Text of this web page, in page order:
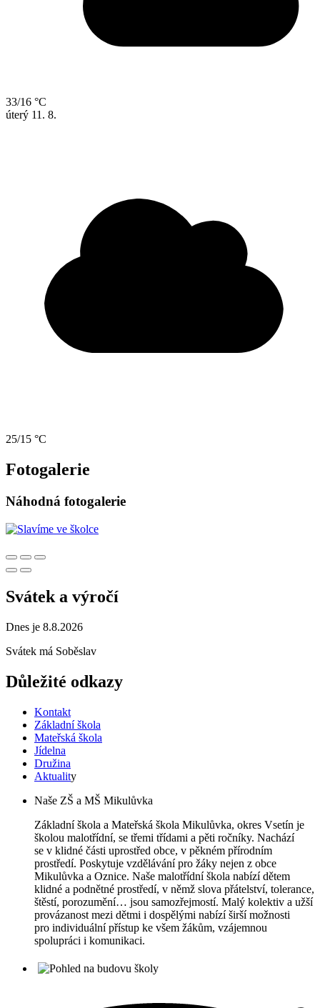
33/16 °C
úterý 11. 8.
25/15 °C
Fotogalerie
Náhodná fotogalerie
Svátek a výročí
Dnes je 8.8.2026
Svátek má Soběslav
Důležité odkazy
Kontakt
Základní škola
Mateřská škola
Jídelna
Družina
Aktuality
Naše ZŠ a MŠ Mikulůvka
Základní škola a Mateřská škola Mikulůvka, okres Vsetín je
školou malotřídní, se třemi třídami a pěti ročníky. Nachází
se v klidné části uprostřed obce, v pěkném přírodním
prostředí. Poskytuje vzdělávání pro žáky nejen z obce
Mikulůvka a Oznice. Naše malotřídní škola nabízí dětem
klidné a podnětné prostředí, v němž slova přátelství, tolerance,
štěstí, porozumění… jsou samozřejmostí. Malý kolektiv a užší
provázanost mezi dětmi i dospělými nabízí širší možnosti
pro individuální přístup ke všem žákům, vzájemnou
spolupráci i komunikaci.